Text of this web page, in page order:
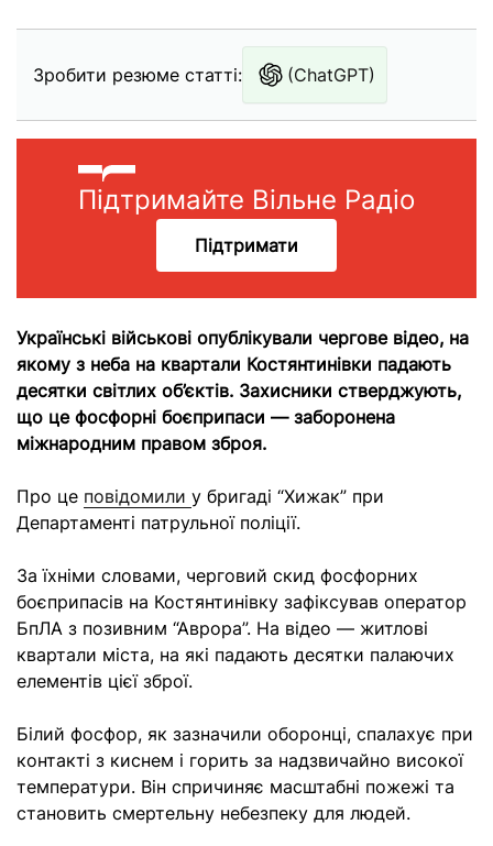
Зробити резюме статті: (ChatGPT)
Підтримайте Вільне Радіо
Підтримати
Українські військові опублікували чергове відео, на
якому з неба на квартали Костянтинівки падають
десятки світлих об’єктів. Захисники стверджують,
що це фосфорні боєприпаси — заборонена
міжнародним правом зброя.
Про це повідомили у бригаді “Хижак” при
Департаменті патрульної поліції.
За їхніми словами, черговий скид фосфорних
боєприпасів на Костянтинівку зафіксував оператор
БпЛА з позивним “Аврора”. На відео — житлові
квартали міста, на які падають десятки палаючих
елементів цієї зброї.
Білий фосфор, як зазначили оборонці, спалахує при
контакті з киснем і горить за надзвичайно високої
температури. Він спричиняє масштабні пожежі та
становить смертельну небезпеку для людей.